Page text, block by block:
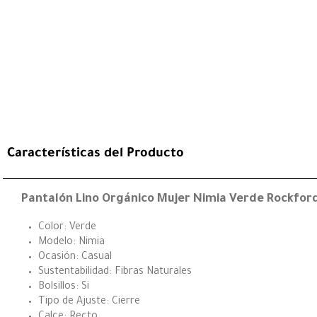
Características del Producto
Pantalón Lino Orgánico Mujer Nimia Verde
Color: Verde
Modelo: Nimia
Ocasión: Casual
Sustentabilidad: Fibras Naturales
Bolsillos: Si
Tipo de Ajuste: Cierre